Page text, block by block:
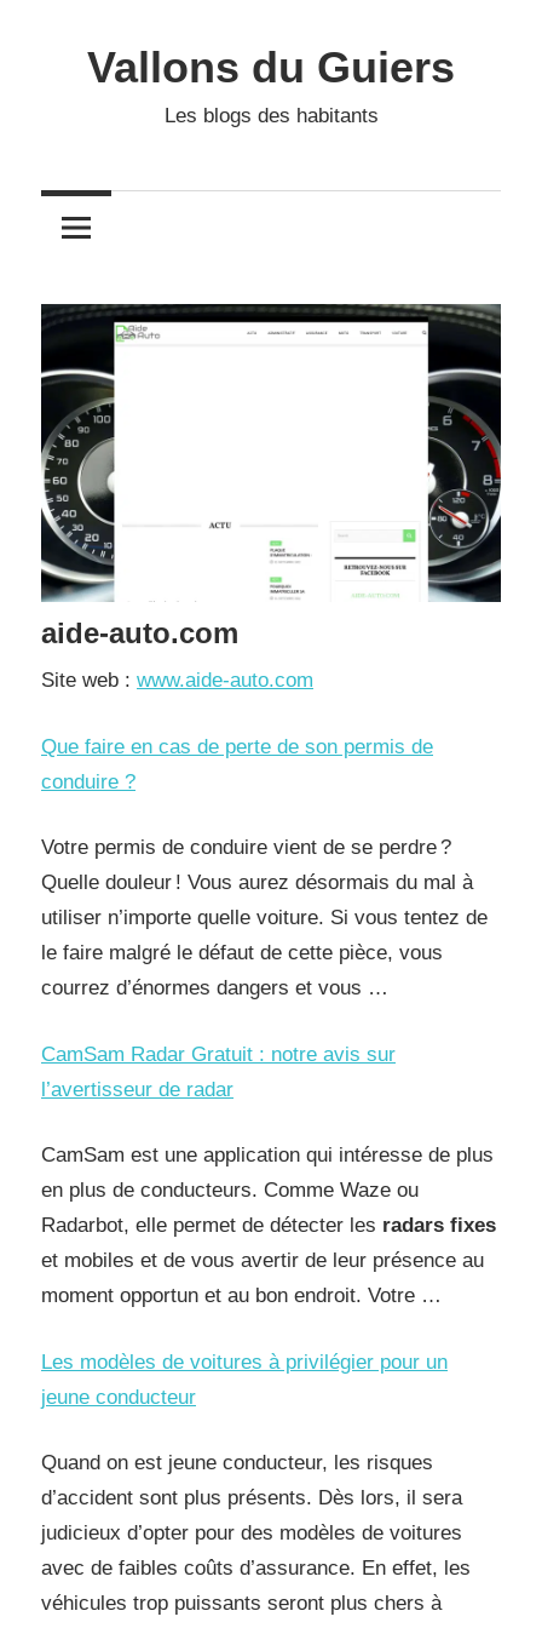
contentVallons du Guiers
Les blogs des habitants
aide-auto.com
Site web : www.aide-auto.com
Que faire en cas de perte de son permis de
conduire ?
Votre permis de conduire vient de se perdre ?
Quelle douleur ! Vous aurez désormais du mal à
utiliser n’importe quelle voiture. Si vous tentez de
le faire malgré le défaut de cette pièce, vous
courrez d’énormes dangers et vous …
CamSam Radar Gratuit : notre avis sur
l’avertisseur de radar
CamSam est une application qui intéresse de plus
en plus de conducteurs. Comme Waze ou
Radarbot, elle permet de détecter les radars fixes
et mobiles et de vous avertir de leur présence au
moment opportun et au bon endroit. Votre …
Les modèles de voitures à privilégier pour un
jeune conducteur
Quand on est jeune conducteur, les risques
d’accident sont plus présents. Dès lors, il sera
judicieux d’opter pour des modèles de voitures
avec de faibles coûts d’assurance. En effet, les
véhicules trop puissants seront plus chers à